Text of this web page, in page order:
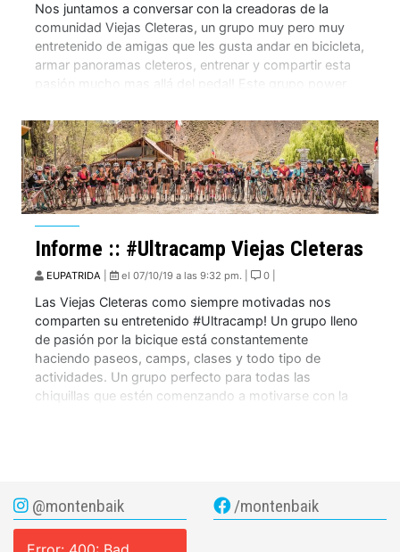
Nos juntamos a conversar con la creadoras de la
comunidad Viejas Cleteras, un grupo muy pero muy
entretenido de amigas que les gusta andar en bicicleta,
armar panoramas cleteros, entrenar y compartir esta
pasión mucho mas allá del pedal! Este grupo power
encontrar un lugar donde poder […]
Informe :: #Ultracamp Viejas Cleteras
EUPATRIDA el 07/10/19 a las 9:32 pm. | 0 |
Las Viejas Cleteras como siempre motivadas nos
comparten su entretenido #Ultracamp! Un grupo lleno
de pasión por la bicique está constantemente
haciendo paseos, camps, clases y todo tipo de
actividades. Un grupo perfecto para todas las
chiquillas que estén comenzando a motivarse con la
@montenbaik /montenbaik